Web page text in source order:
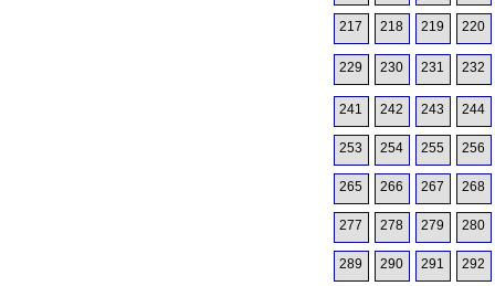
217 218 219 220
229 230 231 232
241 242 243 244
253 254 255 256
265 266 267 268
277 278 279 280
289 290 291 292